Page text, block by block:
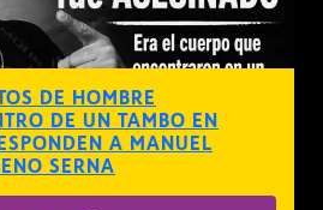
DE HOMBRE
DE UN TAMBO EN
A MANUEL
SERNA